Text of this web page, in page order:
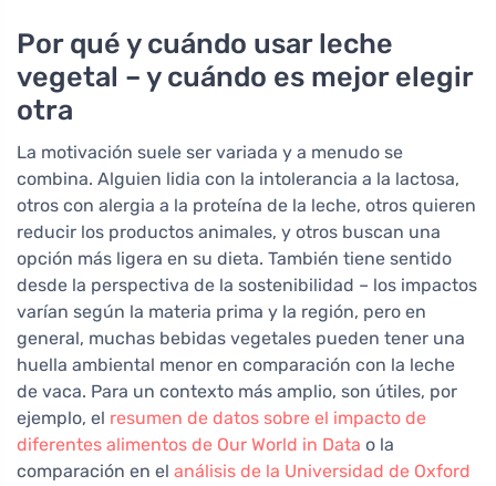
Por qué y cuándo usar leche
vegetal – y cuándo es mejor elegir
otra
La motivación suele ser variada y a menudo se
combina. Alguien lidia con la intolerancia a la lactosa,
otros con alergia a la proteína de la leche, otros quieren
reducir los productos animales, y otros buscan una
opción más ligera en su dieta. También tiene sentido
desde la perspectiva de la sostenibilidad – los impactos
varían según la materia prima y la región, pero en
general, muchas bebidas vegetales pueden tener una
huella ambiental menor en comparación con la leche
de vaca. Para un contexto más amplio, son útiles, por
ejemplo, el resumen de datos sobre el impacto de
diferentes alimentos de Our World in Data o la
comparación en el análisis de la Universidad de Oxford